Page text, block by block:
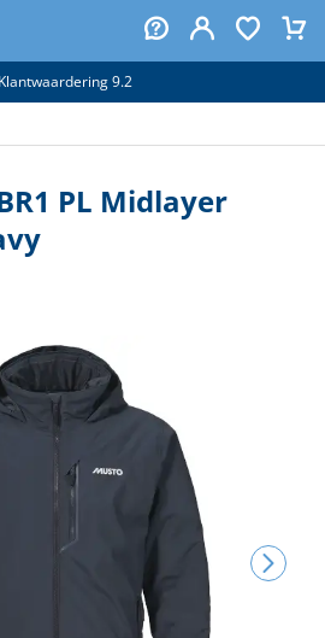
9.2
PL Midlayer